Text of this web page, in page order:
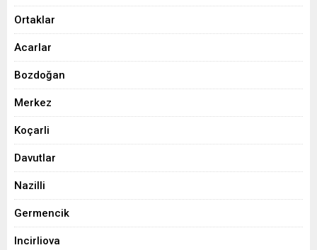
Ortaklar
Acarlar
Bozdoğan
Merkez
Koçarli
Davutlar
Nazilli
Germencik
Incirliova